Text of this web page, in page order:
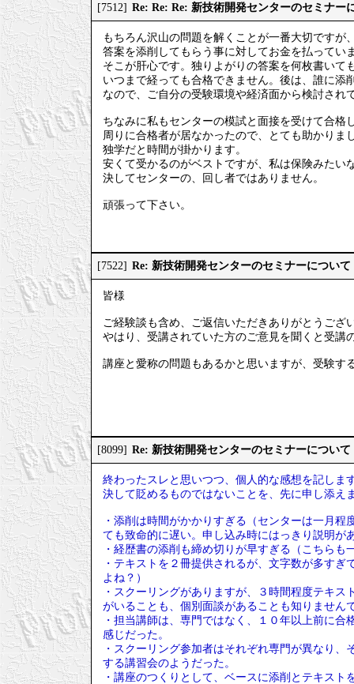
[7512] Re: Re: Re: 新技術開発センターのセミナー
もちろん沢山の問題を解くことが一番大切ですが
答案を添削してもらう事に対してお金を払ってい
そこが肝心です。独りよがりの答案を何枚書いて
いつまで経っても合格できません。後は、誰に添
なので、ご自分の受験環境や経済面から検討され
ちなみに私もセンターの模試と面接を受けて合格
周りに合格者が居なかったので、とても助かりま
独学だと時間が掛かります。
安くて受かるのがベストですが、私は保険みたい
決してセンターの、回し者ではありません。
頑張って下さい。
[7522] Re: 新技術開発センターのセミナーについて
皆様
ご経験談も含め、ご返信いただきありがとうござ
やはり、受講されていた方のご意見を聞くと受講
講座と愛称の問題もあるかと思いますが、受験す
[8099] Re: 新技術開発センターのセミナーについて
終わったスレと思いつつ、個人的な感想を記しま
決して貶めるものではないことを、先に申し添え
・添削は時間がかかりすぎる（センターは一月
ても致命的に遅い。申し込み時にはっきり説明が
・経歴書の添削も締め切りが早すぎる（こちらも
・テキストを２冊提供されるが、文字数が多す
よね？）
・スクーリングがありますが、３時間程度テキ
がいることも、個別面談があることも知りません
・担当講師は、専門ではなく、１０年以上前に
感じだった。
・スクーリング参加者はそれぞれ専門が異なり
する講習会のようだった。
・講座のつくりとして、ベースに添削とテキス